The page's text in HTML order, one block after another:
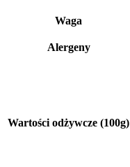
Waga
Alergeny
Wartości odżywcze (100g)